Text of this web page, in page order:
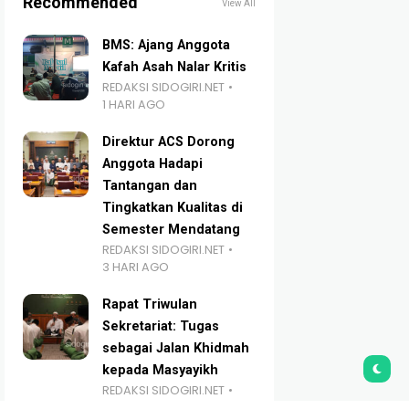
View All
BMS: Ajang Anggota
Kafah Asah Nalar Kritis
REDAKSI SIDOGIRI.NET
1 HARI AGO
Direktur ACS Dorong
Anggota Hadapi
Tantangan dan
Tingkatkan Kualitas di
Semester Mendatang
REDAKSI SIDOGIRI.NET
3 HARI AGO
Rapat Triwulan
Sekretariat: Tugas
sebagai Jalan Khidmah
kepada Masyayikh
REDAKSI SIDOGIRI.NET